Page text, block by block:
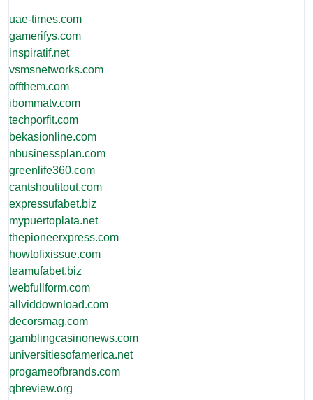
uae-times.com
gamerifys.com
inspiratif.net
vsmsnetworks.com
offthem.com
ibommatv.com
techporfit.com
bekasionline.com
nbusinessplan.com
greenlife360.com
cantshoutitout.com
expressufabet.biz
mypuertoplata.net
thepioneerxpress.com
howtofixissue.com
teamufabet.biz
webfullform.com
allviddownload.com
decorsmag.com
gamblingcasinonews.com
universitiesofamerica.net
progameofbrands.com
qbreview.org